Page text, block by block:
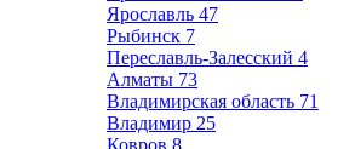
Ярославль 47
Рыбинск 7
Переславль-Залесский 4
Алматы 73
Владимирская область 71
Владимир 25
Ковров 8